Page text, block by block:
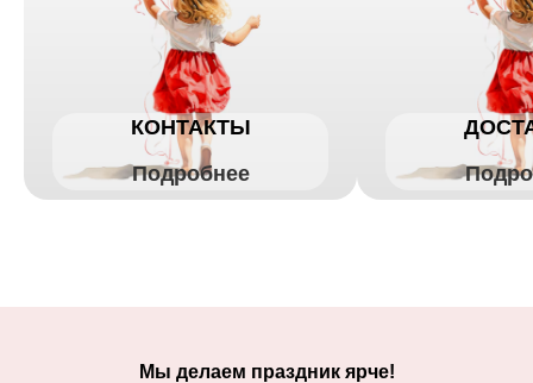
КОНТАКТЫ
Подробнее
Мы делаем праздник ярче!